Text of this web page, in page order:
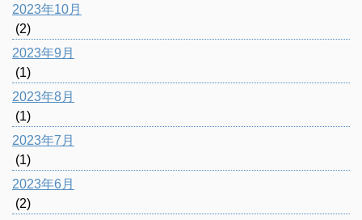
2023年10月
(2)
2023年9月
(1)
2023年8月
(1)
2023年7月
(1)
2023年6月
(2)